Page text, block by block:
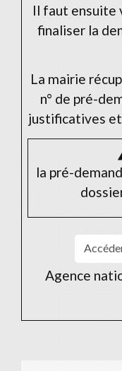
Il faut ensuite
finaliser la
La mairie
n° de pré-
justificatives
la pré-
Agence